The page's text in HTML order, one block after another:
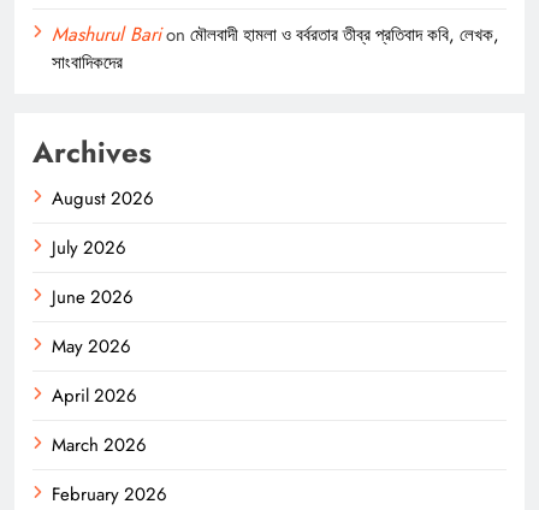
Mashurul Barion মৌলবাদী হামলা ও বর্বরতার তীব্র প্রতিবাদ কবি, লেখক,
সাংবাদিকদের
Archives
August 2026
July 2026
June 2026
May 2026
April 2026
March 2026
February 2026